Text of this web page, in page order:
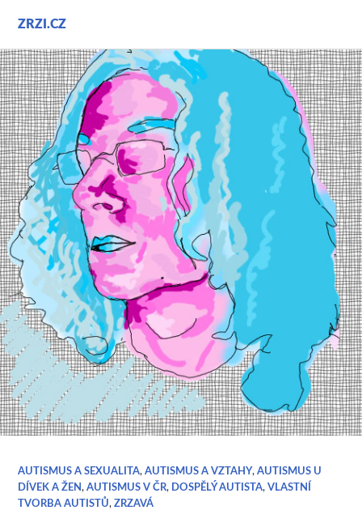
obsahu
webu
ZRZI.CZ
AUTISMUS A SEXUALITA,AUTISMUS A VZTAHY,AUTISMUS U
DÍVEK A ŽEN,AUTISMUS V ČR, DOSPĚLÝ AUTISTA,VLASTNÍ
TVORBA AUTISTŮ,ZRZAVÁ